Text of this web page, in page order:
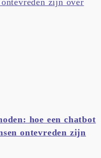
hoe een chatbot
ontevreden zijn